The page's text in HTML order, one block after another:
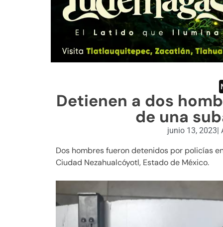
Detienen a dos
de una
junio 13, 2023
Dos hombres fueron detenidos por policías
Ciudad Nezahualcóyotl, Estado de México.